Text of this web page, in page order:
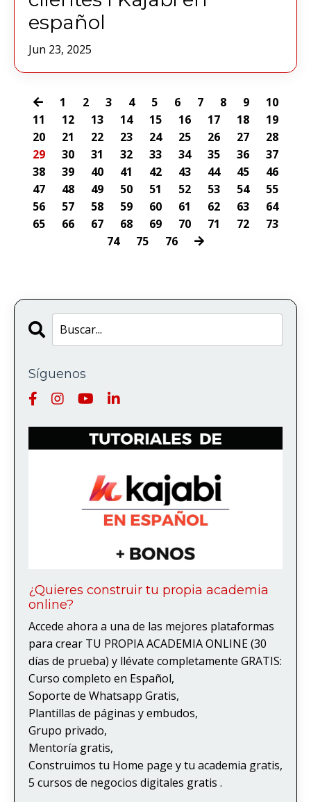
español
Jun 23, 2025
1 2 3 4 5 6 7 8 9
10
11
12 13 14 15 16 17 18
19
20
21 22 23 24 25 26 27
28
29
30 31 32 33 34 35 36
37
38
39 40 41 42 43 44 45
46
47
48 49 50 51 52 53 54
55
56
57 58 59 60 61 62 63
64
65
66 67 68 69 70 71 72
73
74
75 76
Síguenos
¿Quieres construir tu propia academia
online?
Accede ahora a una de las mejores plataformas
para crear TU PROPIA ACADEMIA ONLINE (30
días de prueba) y llévate completamente GRATIS:
Curso completo en Español,
Soporte de Whatsapp Gratis,
Plantillas de páginas y embudos,
Grupo privado,
Mentoría gratis,
Construimos tu Home page y tu academia gratis,
5 cursos de negocios digitales gratis .